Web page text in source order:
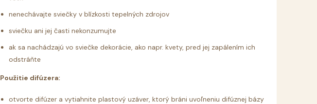
nenechávajte sviečky v blízkosti tepelných zdrojov
sviečku ani jej časti nekonzumujte
ak sa nachádzajú vo sviečke dekorácie, ako napr. kvety, pred jej zapálením ich
odstráňte
Použitie difúzera:
otvorte difúzer a vytiahnite plastový uzáver, ktorý bráni uvoľneniu difúznej bázy